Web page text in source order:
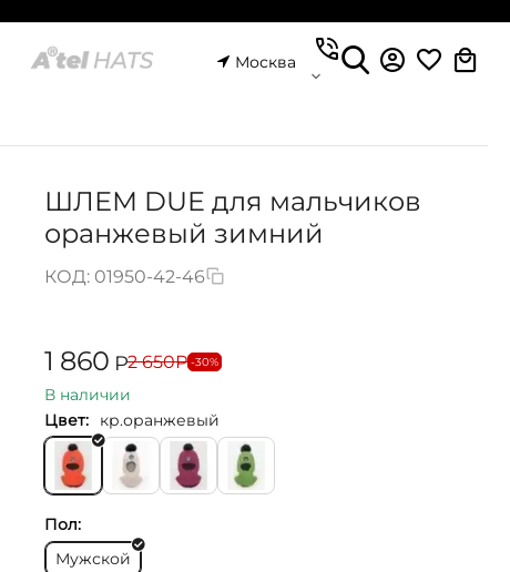
Москва
ШЛЕМ DUE для мальчиков
оранжевый зимний
КОД: 01950-42-46
1 860 Р2 650Р -30%
В наличии
Цвет:
кр.оранжевый
Пол:
Мужской